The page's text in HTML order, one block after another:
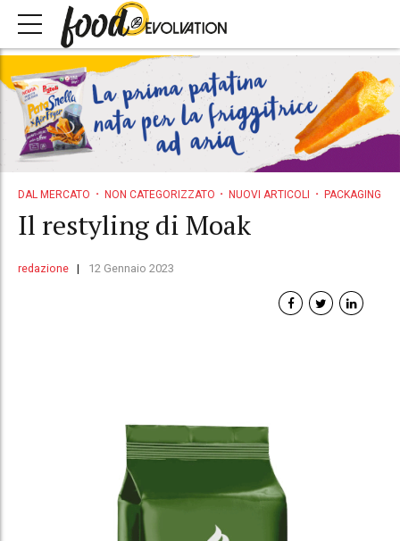
DAL MERCATO NON CATEGORIZZATO NUOVI ARTICOLI PACKAGING
Il restyling di Moak
redazione 12 Gennaio 2023